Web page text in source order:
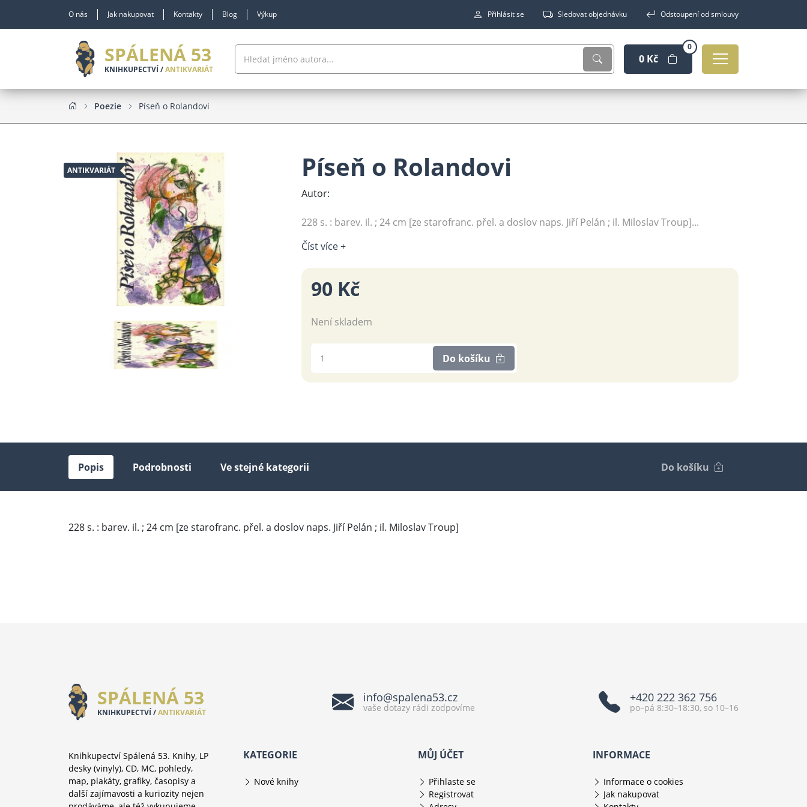
O nás Jak nakupovat Kontakty Blog Výkup Přihlásit se Sledovat objednávku Odstoupení od smlouvy
SPÁLENÁ 53
KNIHKUPECTVÍ /ANTIKVARIÁT
0 Kč
0
Poezie Píseň o Rolandovi
ANTIKVARIÁT Píseň o Rolandovi
Autor:
228 s. : barev. il. ; 24 cm [ze starofranc. přel. a doslov naps. Jiří Pelán ; il. Miloslav Troup]...
Číst více +
90 Kč
Není skladem
Do košíku
Popis Podrobnosti Ve stejné kategorii Do košíku
228 s. : barev. il. ; 24 cm [ze starofranc. přel. a doslov naps. Jiří Pelán ; il. Miloslav Troup]
SPÁLENÁ 53
KNIHKUPECTVÍ /ANTIKVARIÁT
info@spalena53.cz
vaše dotazy rádi zodpovíme
+420 222 362 756
po–pá 8:30–18:30, so 10–16
Knihkupectví Spálená 53. Knihy, LP
desky (vinyly), CD, MC, pohledy,
map, plakáty, grafiky, časopisy a
další zajímavosti a kuriozity nejen
KATEGORIE
Nové knihy
MŮJ ÚČET
Přihlaste se
Registrovat
INFORMACE
Informace o cookies
Jak nakupovat